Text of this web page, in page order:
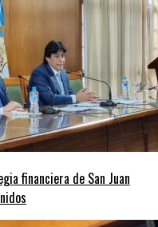
financiera de San Juan